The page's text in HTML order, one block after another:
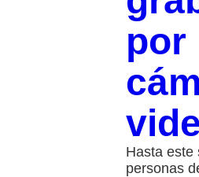
por
Hasta este
personas